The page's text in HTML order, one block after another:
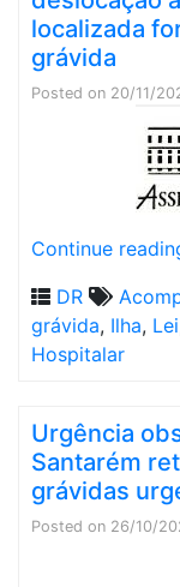
localizada
grávida
Posted on 20/11/
Continue
DR
grávida, Ilha, Lei
Hospitalar
Urgência
Santarém
grávidas
Posted on 26/10/